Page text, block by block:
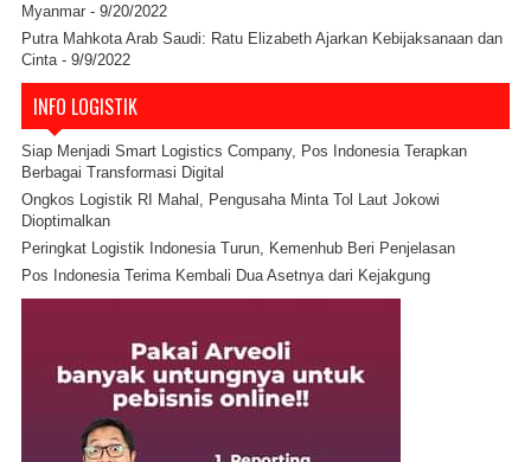
Myanmar - 9/20/2022
Putra Mahkota Arab Saudi: Ratu Elizabeth Ajarkan Kebijaksanaan dan
Cinta - 9/9/2022
INFO LOGISTIK
Siap Menjadi Smart Logistics Company, Pos Indonesia Terapkan
Berbagai Transformasi Digital
Ongkos Logistik RI Mahal, Pengusaha Minta Tol Laut Jokowi
Dioptimalkan
Peringkat Logistik Indonesia Turun, Kemenhub Beri Penjelasan
Pos Indonesia Terima Kembali Dua Asetnya dari Kejakgung